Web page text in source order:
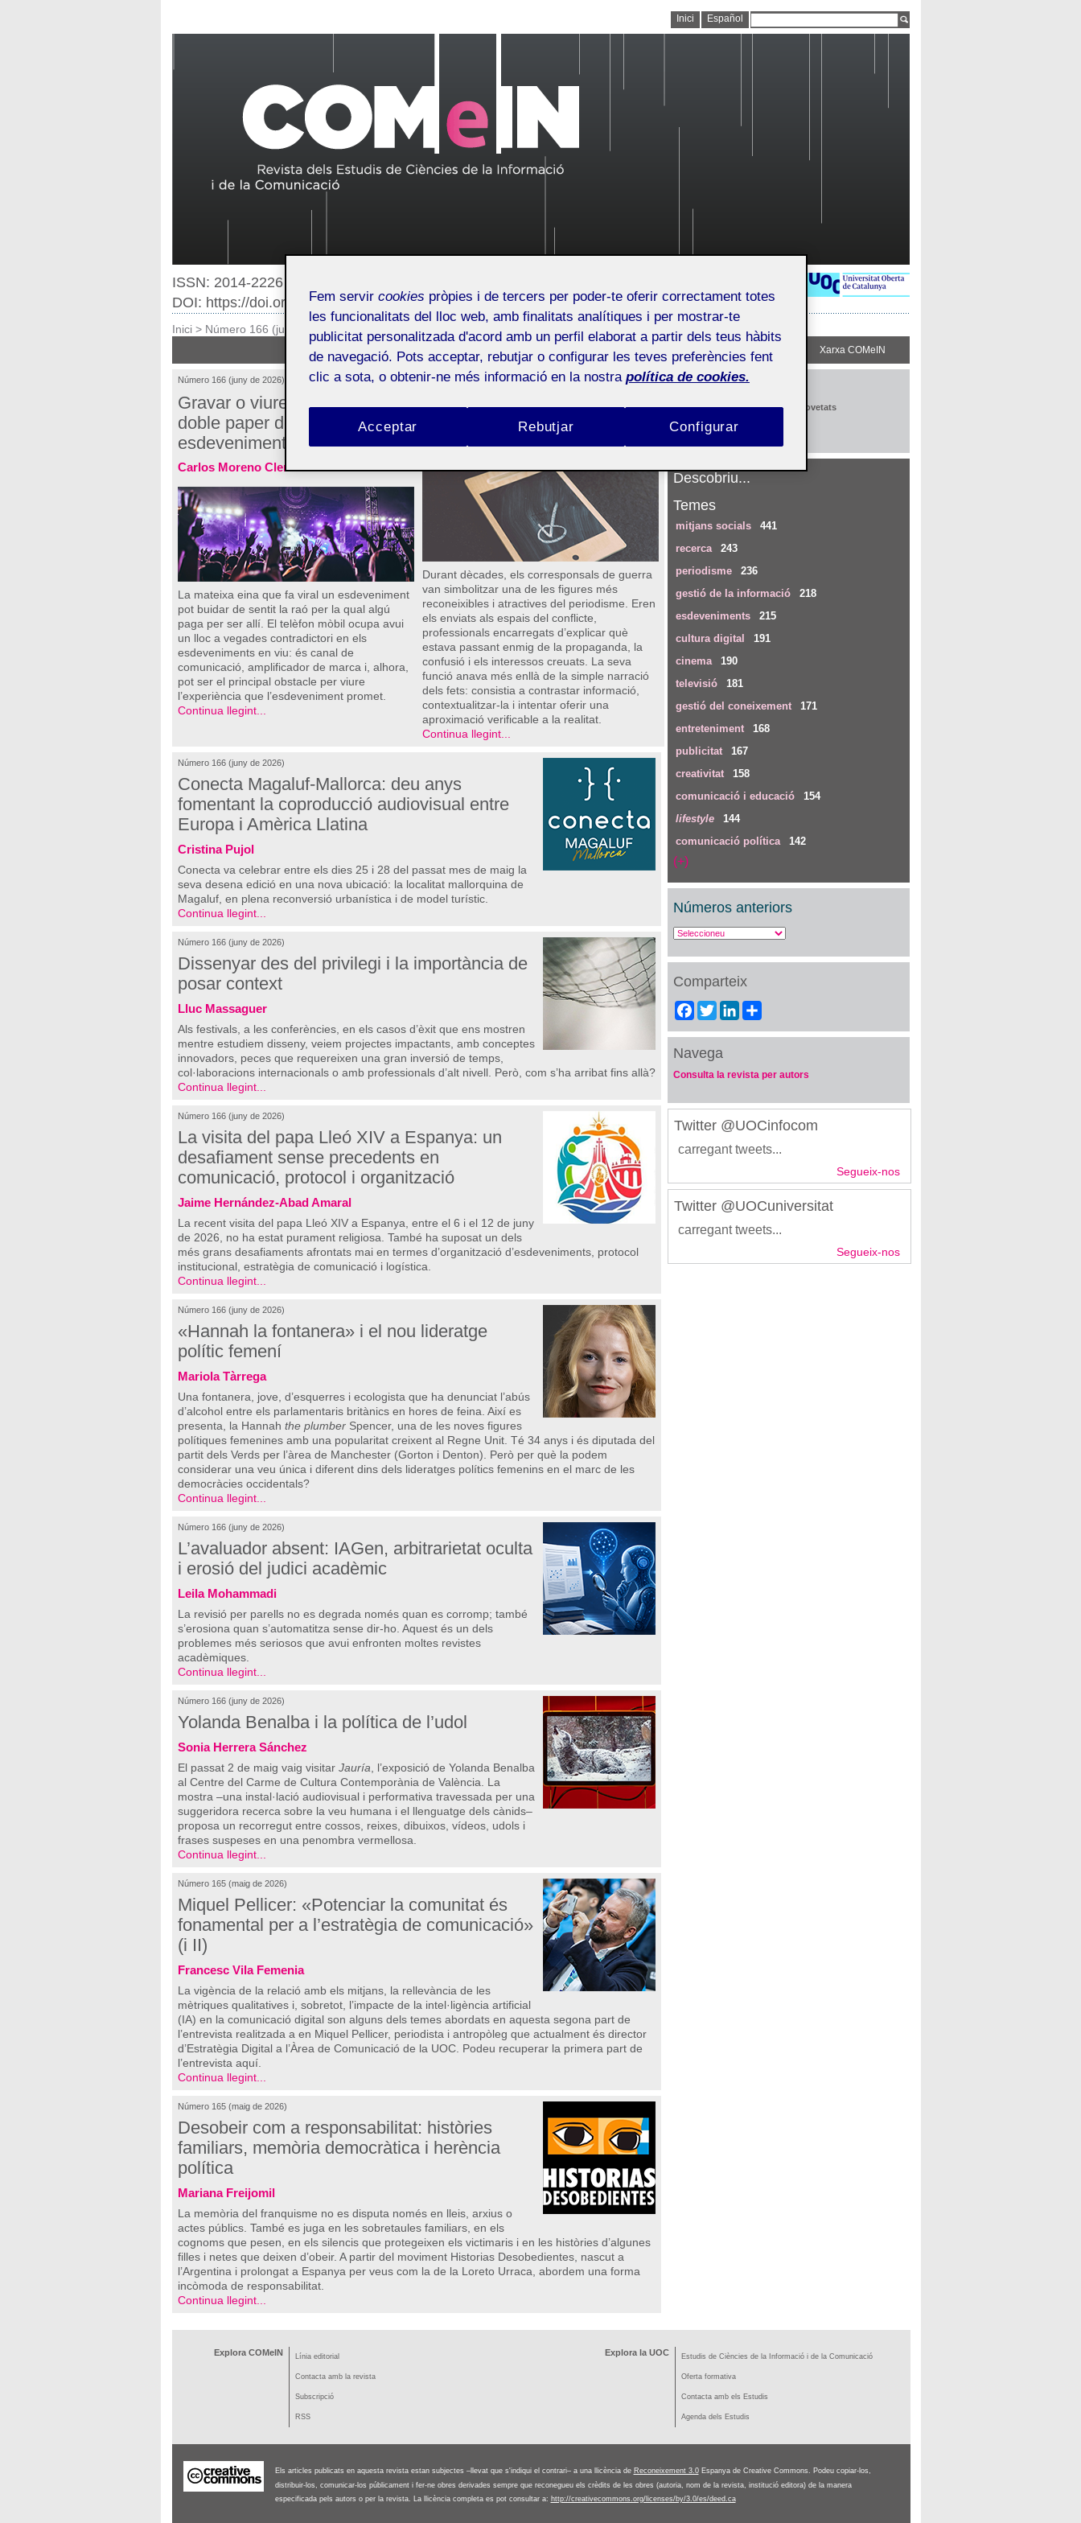
Inici Español
ISSN: 2014-2226
DOI: https://doi.org/10.7238/issn.2014-2226
Inici > Número 166 (juny de 2026)
Línia editorial Qui som Números publicats Segueix COMeIN Xarxa COMeIN
Número 166 (juny de 2026)
Gravar o viure l’experiència: el
doble paper del mòbil en els
esdeveniments
Carlos Moreno Clemente
La mateixa eina que fa viral un esdeveniment
pot buidar de sentit la raó per la qual algú
paga per ser allí. El telèfon mòbil ocupa avui
un lloc a vegades contradictori en els
esdeveniments en viu: és canal de
comunicació, amplificador de marca i, alhora,
pot ser el principal obstacle per viure
l’experiència que l’esdeveniment promet.
Continua llegint...
Número 166 (juny de 2026)
Col·lectiu verificador:
corresponsals de la veritat
Alexandre López-Borrull
Durant dècades, els corresponsals de guerra
van simbolitzar una de les figures més
reconeixibles i atractives del periodisme. Eren
els enviats als espais del conflicte,
professionals encarregats d’explicar què
estava passant enmig de la propaganda, la
confusió i els interessos creuats. La seva
funció anava més enllà de la simple narració
dels fets: consistia a contrastar informació,
contextualitzar-la i intentar oferir una
aproximació verificable a la realitat.
Continua llegint...
Número 166 (juny de 2026)
Conecta Magaluf-Mallorca: deu anys
fomentant la coproducció audiovisual entre
Europa i Amèrica Llatina
Cristina Pujol
Conecta va celebrar entre els dies 25 i 28 del passat mes de maig la
seva desena edició en una nova ubicació: la localitat mallorquina de
Magaluf, en plena reconversió urbanística i de model turístic.
Continua llegint...
Número 166 (juny de 2026)
Dissenyar des del privilegi i la importància de
posar context
Lluc Massaguer
Als festivals, a les conferències, en els casos d’èxit que ens mostren
mentre estudiem disseny, veiem projectes impactants, amb conceptes
innovadors, peces que requereixen una gran inversió de temps,
col·laboracions internacionals o amb professionals d’alt nivell. Però, com s’ha arribat fins allà?
Continua llegint...
Número 166 (juny de 2026)
La visita del papa Lleó XIV a Espanya: un
desafiament sense precedents en
comunicació, protocol i organització
Jaime Hernández-Abad Amaral
La recent visita del papa Lleó XIV a Espanya, entre el 6 i el 12 de juny
de 2026, no ha estat purament religiosa. També ha suposat un dels
més grans desafiaments afrontats mai en termes d’organització d’esdeveniments, protocol
institucional, estratègia de comunicació i logística.
Continua llegint...
Número 166 (juny de 2026)
«Hannah la fontanera» i el nou lideratge
polític femení
Mariola Tàrrega
Una fontanera, jove, d’esquerres i ecologista que ha denunciat l’abús
d’alcohol entre els parlamentaris britànics en hores de feina. Així es
presenta, la Hannah the plumberSpencer, una de les noves figures
polítiques femenines amb una popularitat creixent al Regne Unit. Té 34 anys i és diputada del
partit dels Verds per l’àrea de Manchester (Gorton i Denton). Però per què la podem
considerar una veu única i diferent dins dels lideratges polítics femenins en el marc de les
democràcies occidentals?
Continua llegint...
Número 166 (juny de 2026)
L’avaluador absent: IAGen, arbitrarietat oculta
i erosió del judici acadèmic
Leila Mohammadi
La revisió per parells no es degrada només quan es corromp; també
s’erosiona quan s’automatitza sense dir-ho. Aquest és un dels
problemes més seriosos que avui enfronten moltes revistes
acadèmiques.
Continua llegint...
Número 166 (juny de 2026)
Yolanda Benalba i la política de l’udol
Sonia Herrera Sánchez
El passat 2 de maig vaig visitar Jauría , l’exposició de Yolanda Benalba
al Centre del Carme de Cultura Contemporània de València. La
mostra –una instal·lació audiovisual i performativa travessada per una
suggeridora recerca sobre la veu humana i el llenguatge dels cànids–
proposa un recorregut entre cossos, reixes, dibuixos, vídeos, udols i
frases suspeses en una penombra vermellosa.
Continua llegint...
Número 165 (maig de 2026)
Miquel Pellicer: «Potenciar la comunitat és
fonamental per a l’estratègia de comunicació»
(i II)
Francesc Vila Femenia
La vigència de la relació amb els mitjans, la rellevància de les
mètriques qualitatives i, sobretot, l’impacte de la intel·ligència artificial
(IA) en la comunicació digital son alguns dels temes abordats en aquesta segona part de
l’entrevista realitzada a en Miquel Pellicer, periodista i antropòleg que actualment és director
d’Estratègia Digital a l’Àrea de Comunicació de la UOC. Podeu recuperar la primera part de
l’entrevista aquí.
Continua llegint...
Número 165 (maig de 2026)
Desobeir com a responsabilitat: històries
familiars, memòria democràtica i herència
política
Mariana Freijomil
La memòria del franquisme no es disputa només en lleis, arxius o
actes públics. També es juga en les sobretaules familiars, en els
cognoms que pesen, en els silencis que protegeixen els victimaris i en les històries d’algunes
filles i netes que deixen d’obeir. A partir del moviment Historias Desobedientes, nascut a
l’Argentina i prolongat a Espanya per veus com la de la Loreto Urraca, abordem una forma
incòmoda de responsabilitat.
Continua llegint...
Subscripció al butlletí de novetats
RSS
Descobriu...
Temes
mitjans socials
441
recerca
243
periodisme
236
gestió de la informació
218
esdeveniments
215
cultura digital
191
cinema
190
televisió
181
gestió del coneixement
171
entreteniment
168
publicitat
167
creativitat
158
comunicació i educació
154
lifestyle
144
comunicació política
142
(+)
Números anteriors
Comparteix
Facebook
TwitterLinkedIn
Navega
Consulta la revista per autors
Twitter @UOCinfocom
carregant tweets...
Segueix-nos
Twitter @UOCuniversitat
carregant tweets...
Segueix-nos
Explora COMeIN Línia editorial
Contacta amb la revista
Subscripció
RSS
Explora la UOC Estudis de Ciències de la Informació i de la Comunicació
Oferta formativa
Contacta amb els Estudis
Agenda dels Estudis
Els articles publicats en aquesta revista estan subjectes –llevat que s'indiqui el contrari– a una llicència de Reconeixement 3.0Espanya de Creative Commons. Podeu copiar-los,
distribuir-los, comunicar-los públicament i fer-ne obres derivades sempre que reconegueu els crèdits de les obres (autoria, nom de la revista, institució editora) de la manera
especificada pels autors o per la revista. La llicència completa es pot consultar a: http://creativecommons.org/licenses/by/3.0/es/deed.ca
Fem servir cookies pròpies i de tercers per poder-te oferir correctament totes
les funcionalitats del lloc web, amb finalitats analítiques i per mostrar-te
publicitat personalitzada d'acord amb un perfil elaborat a partir dels teus hàbits
de navegació. Pots acceptar, rebutjar o configurar les teves preferències fent
clic a sota, o obtenir-ne més informació en la nostra política de cookies.
Rebutjar
Acceptar Configurar